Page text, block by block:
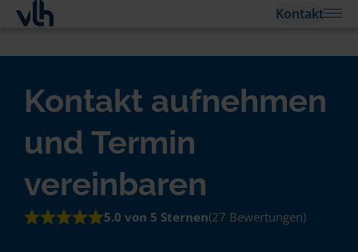
Kontakt
Kontakt aufnehmen
und Termin
vereinbaren
5.0 von 5 Sternen(27 Bewertungen)